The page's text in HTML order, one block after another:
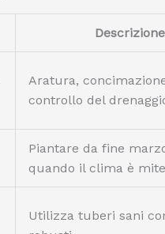
Descrizione
Aratura,
controllo del
Piantare da fine
quando il clima è mite
Utilizza tuberi sani